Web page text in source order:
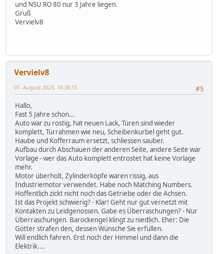
und NSU RO 80 nur 3 Jahre liegen.
Gruß
Vervielv8
Vervielv8
#5
01. August 2023, 16:36:15
Hallo,
Fast 5 Jahre schon...
Auto war zu rostig, hat neuen Lack, Türen sind wieder
komplett, Türrahmen wie neu, Scheibenkurbel geht gut.
Haube und Kofferraum ersetzt, schliessen sauber.
Aufbau durch Abschauen der anderen Seite, andere Seite war
Vorlage - wer das Auto komplett entrostet hat keine Vorlage
mehr.
Motor überholt, Zylinderköpfe waren rissig, aus
Industriemotor verwendet. Habe noch Matching Numbers.
Hoffentlich zickt nicht noch das Getriebe oder die Achsen.
Ist das Projekt schwierig? - Klar! Geht nur gut vernetzt mit
Kontakten zu Leidgenossen. Gabe es Überraschungen? - Nur
Überraschungen. Barockengel klingt zu niedlich. Eher: Die
Götter strafen den, dessen Wünsche Sie erfüllen.
Will endlich fahren. Erst noch der Himmel und dann die
Elektrik....